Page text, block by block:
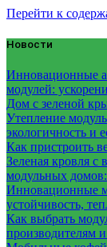
Перейти к
Новости
Инновационные
модулей:
Дом с зеленой
Утепление
экологичность и
Как пристроить
Зеленая кровля
модульных домов:
Инновационные
устойчивость,
Как выбрать
производителям